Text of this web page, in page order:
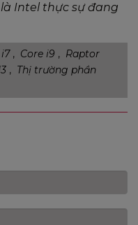
Intel thực sự đang
, Core i9 , Raptor
, Thị trường phần